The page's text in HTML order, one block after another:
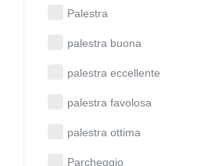
Palestra
palestra buona
palestra eccellente
palestra favolosa
palestra ottima
Parcheggio